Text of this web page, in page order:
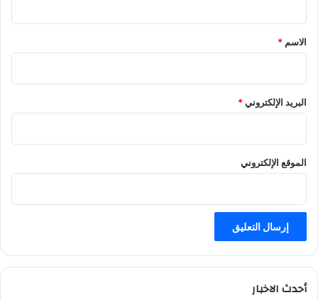
*
الاسم *
البريد الإلكتروني*
الموقع الإلكتروني
أحدث الاخبار